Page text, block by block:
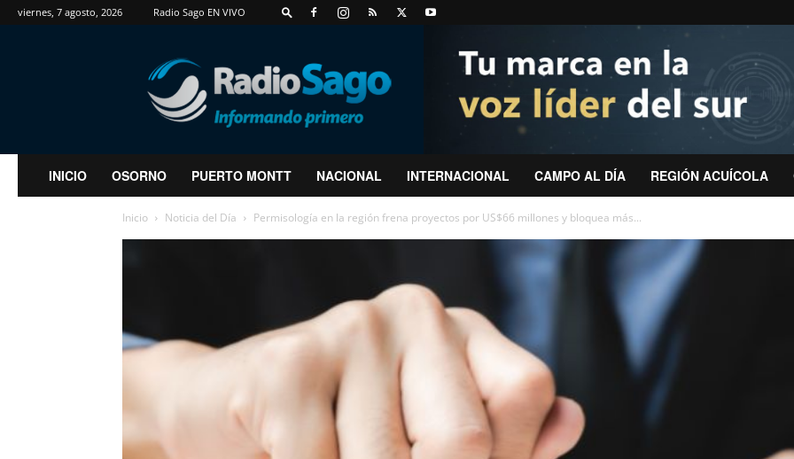
viernes, 7 agosto, 2026 Radio Sago EN VIVO
RadioSago
INICIO OSORNO PUERTO MONTT NACIONAL INTERNACIONAL CAMPO AL DÍA REGIÓN ACUÍCOLA
Inicio Noticia del Día Permisología en la región frena proyectos por US$66 millones y bloquea más...